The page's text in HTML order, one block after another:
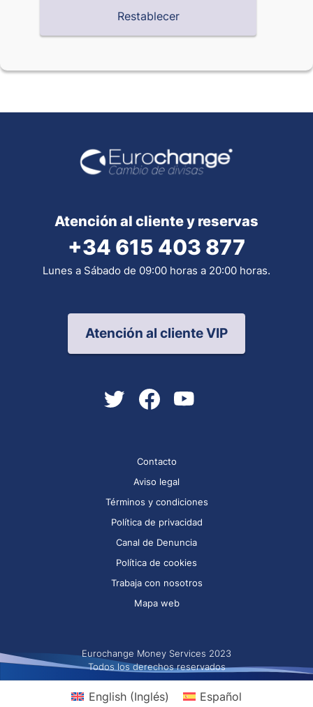
Atención al cliente y reservas
+34 615 403 877
Lunes a Sábado de 09:00 horas a 20:00 horas.
Atención al cliente VIP
Contacto
Aviso legal
Términos y condiciones
Política de privacidad
Canal de Denuncia
Política de cookies
Trabaja con nosotros
Mapa web
Eurochange Money Services 2023
Todos los derechos reservados
English(Inglés) Español